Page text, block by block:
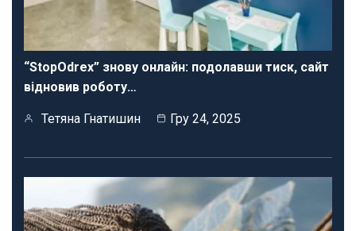
“StopOdrex” знову онлайн: подолавши тиск, сайт
відновив роботу…
Тетяна Гнатишин Гру 24, 2025